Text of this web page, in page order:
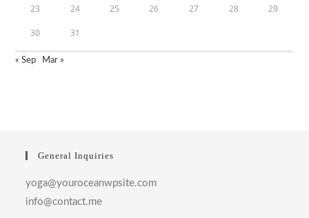
23 24 25 26 27 28 29
30 31
« Sep Mar »
General Inquiries
yoga@youroceanwpsite.com
info@contact.me